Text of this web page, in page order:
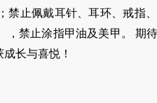
禁止佩戴耳针、耳环、戒指
，禁止涂指甲油及美甲。 期
长与喜悦！